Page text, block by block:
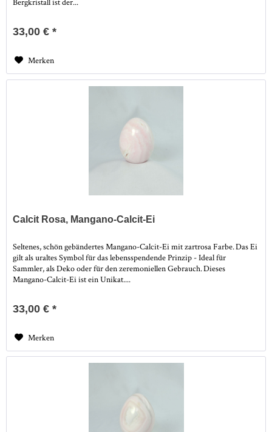
33,00 € *
Merken
Calcit Rosa, Mangano-Calcit-Ei
Seltenes, schön gebändertes Mangano-Calcit-Ei mit zartrosa Farbe. Das Ei
gilt als uraltes Symbol für das lebensspendende Prinzip - Ideal für
Sammler, als Deko oder für den zeremoniellen Gebrauch. Dieses
Mangano-Calcit-Ei ist ein Unikat....
33,00 € *
Merken